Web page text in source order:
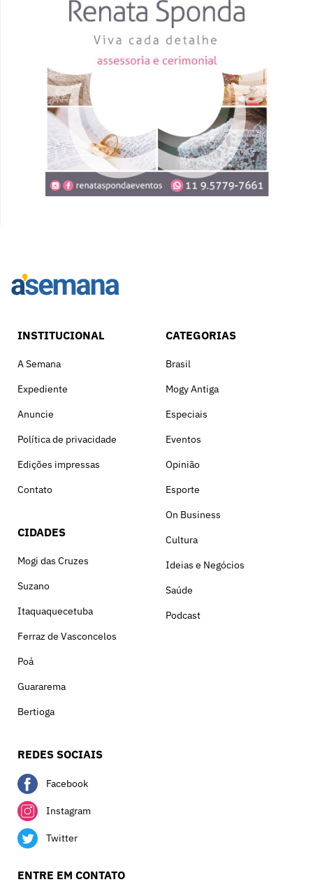
INSTITUCIONAL
A Semana
Expediente
Anuncie
Política de privacidade
Edições impressas
Contato
CIDADES
Mogi das Cruzes
Suzano
Itaquaquecetuba
Ferraz de Vasconcelos
Poá
Guararema
Bertioga
CATEGORIAS
Brasil
Mogy Antiga
Especiais
Eventos
Opinião
Esporte
On Business
Cultura
Ideias e Negócios
Saúde
Podcast
REDES SOCIAIS
Facebook
Instagram
Twitter
ENTRE EM CONTATO